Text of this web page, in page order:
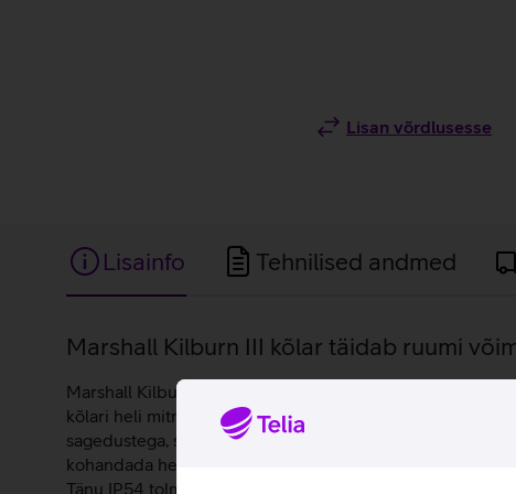
Lisan võrdlusesse
Lisainfo Tehnilised andmed
Lisainfo
Marshall Kilburn III kõlar täidab ruumi
Marshall Kilburn III on 50 W koguvõimsusega stiilne ja
kõlari heli mitmes suunas, pakkudes seeläbi 360°
sagedustega, sõltumata kõlari asukohast. Kõlari
kohandada heli vastavalt oma maitsele. Üle 50 tunni
Tänu IP54 tolmu- pritsmekindlale disainile on kõlar